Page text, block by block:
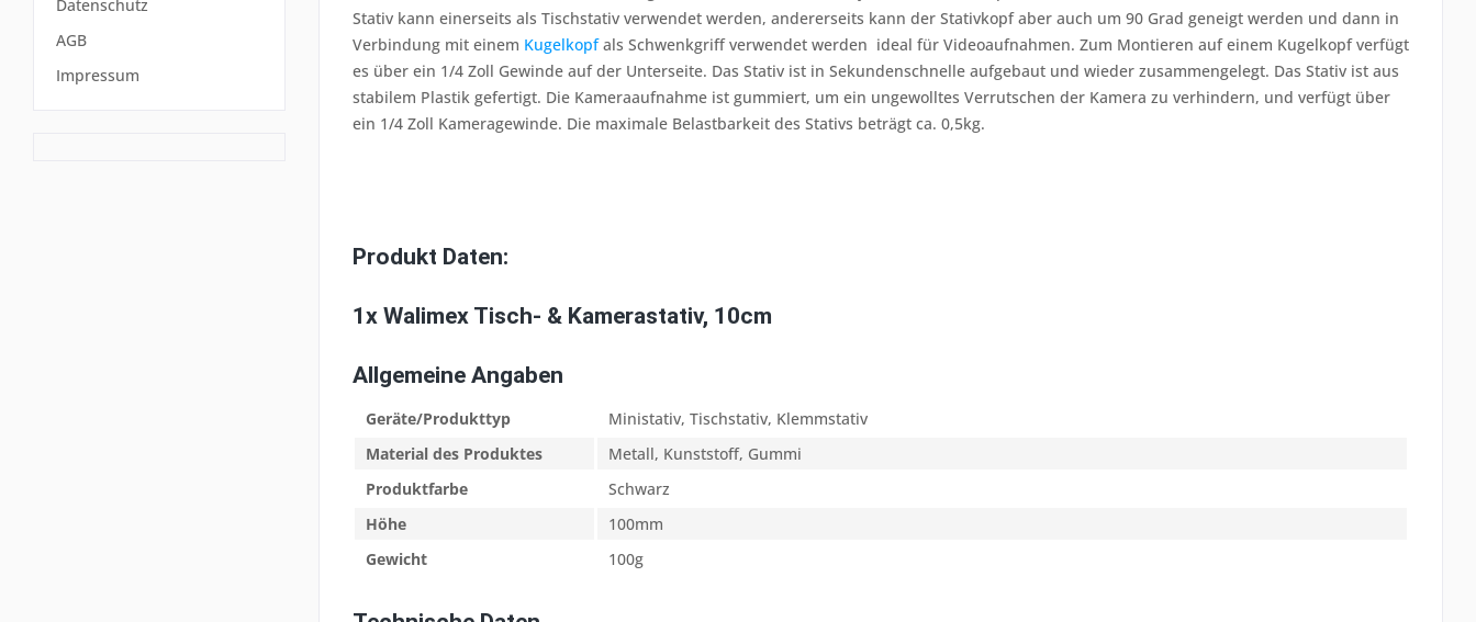
Datenschutz
AGB
Impressum
Stativ kann einerseits als Tischstativ verwendet werden, andererseits kann der Stativkopf aber auch um 90 Grad geneigt werden und dann in
Verbindung mit einem Kugelkopfals Schwenkgriff verwendet werden  ideal für Videoaufnahmen. Zum Montieren auf einem Kugelkopf verfügt
es über ein 1/4 Zoll Gewinde auf der Unterseite. Das Stativ ist in Sekundenschnelle aufgebaut und wieder zusammengelegt. Das Stativ ist aus
stabilem Plastik gefertigt. Die Kameraaufnahme ist gummiert, um ein ungewolltes Verrutschen der Kamera zu verhindern, und verfügt über
ein 1/4 Zoll Kameragewinde. Die maximale Belastbarkeit des Stativs beträgt ca. 0,5kg.
Produkt Daten:
1x Walimex Tisch- & Kamerastativ, 10cm
Allgemeine Angaben
Geräte/Produkttyp
Ministativ, Tischstativ, Klemmstativ
Material des Produktes
Metall, Kunststoff, Gummi
Produktfarbe
Schwarz
Höhe
100mm
Gewicht
100g